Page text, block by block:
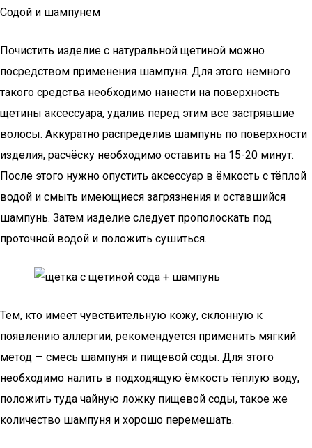
Содой и шампунем
Почистить изделие с натуральной щетиной можно
посредством применения шампуня. Для этого немного
такого средства необходимо нанести на поверхность
щетины аксессуара, удалив перед этим все застрявшие
волосы. Аккуратно распределив шампунь по поверхности
изделия, расчёску необходимо оставить на 15-20 минут.
После этого нужно опустить аксессуар в ёмкость с тёплой
водой и смыть имеющиеся загрязнения и оставшийся
шампунь. Затем изделие следует прополоскать под
проточной водой и положить сушиться.
Тем, кто имеет чувствительную кожу, склонную к
появлению аллергии, рекомендуется применить мягкий
метод — смесь шампуня и пищевой соды. Для этого
необходимо налить в подходящую ёмкость тёплую воду,
положить туда чайную ложку пищевой соды, такое же
количество шампуня и хорошо перемешать.